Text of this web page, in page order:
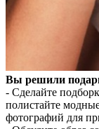
Вы решили
- Сделайте
полистайте
фотографий для